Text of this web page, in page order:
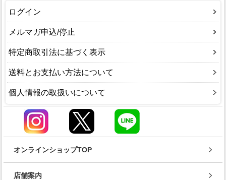
ログイン
メルマガ申込/停止
特定商取引法に基づく表示
送料とお支払い方法について
個人情報の取扱いについて
オンラインショップTOP
店舗案内